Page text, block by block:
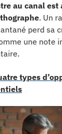
au canal
. Un
perd sa
une note
types